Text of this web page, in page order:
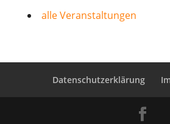
alle Veranstaltungen
Datenschutzerklärung